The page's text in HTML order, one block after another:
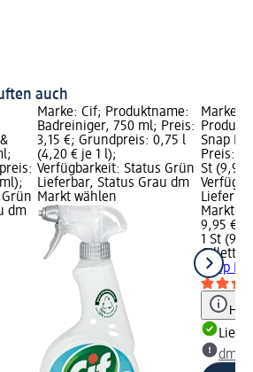
auch
dm
Marke: Cif; Produktname:
Badreiniger, 750 ml; Preis:
3,15 €; Grundpreis: 0,75 l
(4,20 € je 1 l);
Verfügbarkeit: Status Grün
Lieferbar, Status Grau dm
Markt wählen
Marke:
Snap
Preis:
St (9,95
Markt
9,95 €
1 St
Gillette
Snap
dm